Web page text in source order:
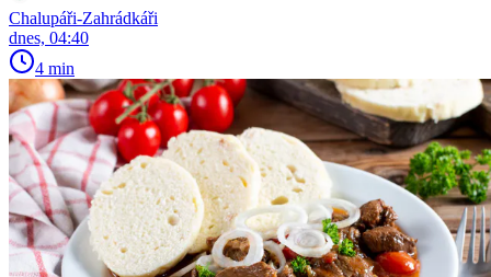
Chalupáři-Zahrádkáři
dnes, 04:40
4 min